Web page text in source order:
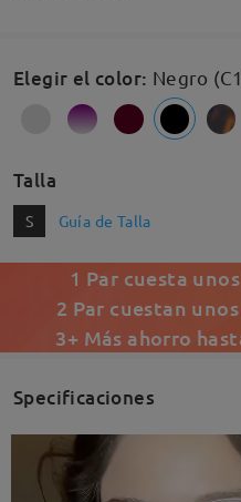
Elegir el color: Negro
Talla
S Guía de Talla
1 Par cuesta
2 Par cuestan
3+ Más ahorro
Specificaciones